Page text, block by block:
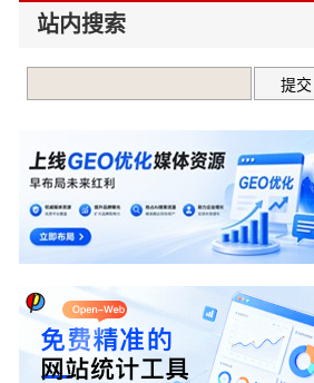
站内搜索